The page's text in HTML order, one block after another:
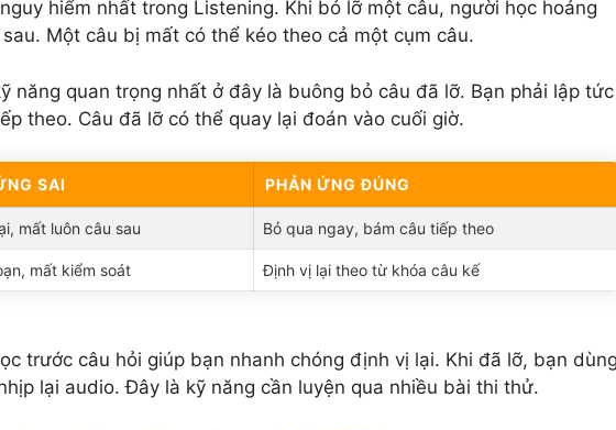
hiểm nhất trong Listening. Khi bỏ lỡ một câu, người học hoảng
Một câu bị mất có thể kéo theo cả một cụm câu.
năng quan trọng nhất ở đây là buông bỏ câu đã lỡ. Bạn phải lập tức
theo. Câu đã lỡ có thể quay lại đoán vào cuối giờ.
SAI PHẢN ỨNG ĐÚNG
mất luôn câu sau Bỏ qua ngay, bám câu tiếp theo
mất kiểm soát Định vị lại theo từ khóa câu kế
trước câu hỏi giúp bạn nhanh chóng định vị lại. Khi đã lỡ, bạn
lại audio. Đây là kỹ năng cần luyện qua nhiều bài thi thử.